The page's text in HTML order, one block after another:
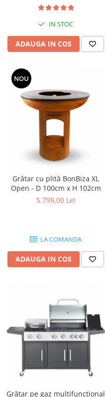
IN STOC
ADAUGA IN COS
NOU
Grătar cu plită BonBiza XL
Open - D 100cm x H 102cm
5.799,00 Lei
LA COMANDA
ADAUGA IN COS
Grătar pe gaz multifuncțional